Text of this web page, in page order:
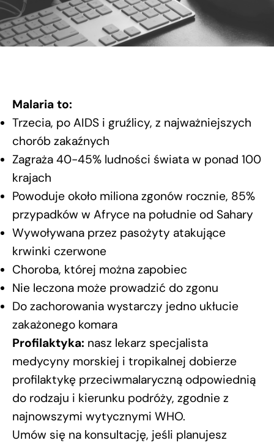
Malaria to:
Trzecia, po AIDS i gruźlicy, z najważniejszych
chorób zakaźnych
Zagraża 40-45% ludności świata w ponad 100
krajach
Powoduje około miliona zgonów rocznie, 85%
przypadków w Afryce na południe od Sahary
Wywoływana przez pasożyty atakujące
krwinki czerwone
Choroba, której można zapobiec
Nie leczona może prowadzić do zgonu
Do zachorowania wystarczy jedno ukłucie
zakażonego komara
Profilaktyka: nasz lekarz specjalista
medycyny morskiej i tropikalnej dobierze
profilaktykę przeciwmalaryczną odpowiednią
do rodzaju i kierunku podróży, zgodnie z
najnowszymi wytycznymi WHO.
Umów się na konsultację, jeśli planujesz